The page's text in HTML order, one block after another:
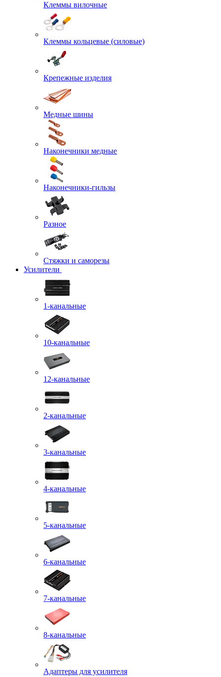
Клеммы вилочные
Клеммы кольцевые (силовые)
Крепежные изделия
Медные шины
Наконечники медные
Наконечники-гильзы
Разное
Стяжки и саморезы
Усилители
1-канальные
10-канальные
12-канальные
2-канальные
3-канальные
4-канальные
5-канальные
6-канальные
7-канальные
8-канальные
Адаптеры для усилителя